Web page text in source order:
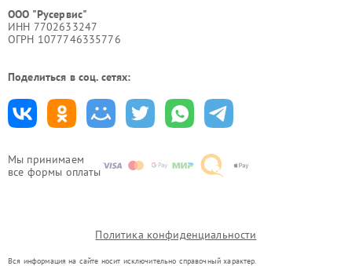
Мы принимаем
все формы оплаты
ООО "Русервис"
ИНН 7702633247
ОГРН 1077746335776
Поделиться в соц. сетях:
Политика конфиденциальности
Вся информация на сайте носит исключительно справочный характер.